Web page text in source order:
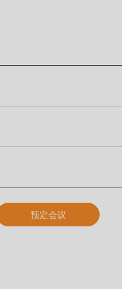
预定会议